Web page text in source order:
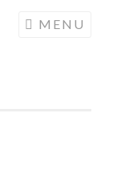
MENU